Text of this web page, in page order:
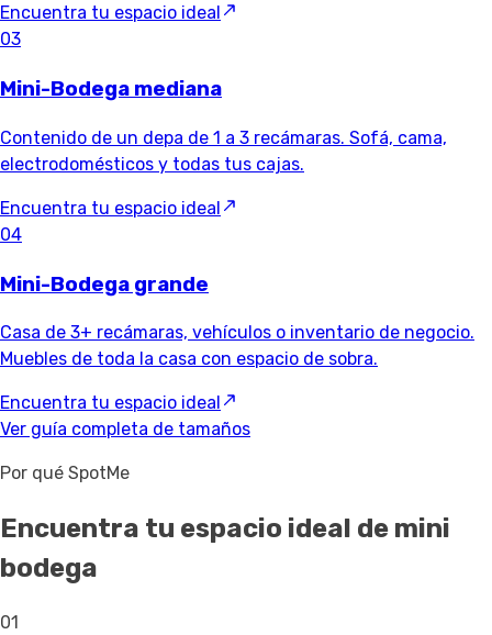
Encuentra tu espacio ideal
03
Mini-Bodega mediana
Contenido de un depa de 1 a 3 recámaras. Sofá, cama,
electrodomésticos y todas tus cajas.
Encuentra tu espacio ideal
04
Mini-Bodega grande
Casa de 3+ recámaras, vehículos o inventario de negocio.
Muebles de toda la casa con espacio de sobra.
Encuentra tu espacio ideal
Ver guía completa de tamaños
Por qué SpotMe
Encuentra tu espacio ideal de mini
bodega
01